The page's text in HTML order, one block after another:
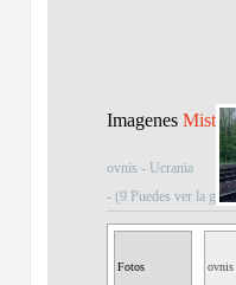
Imagenes
ovnis - Ucrania
- (9 Puedes ver la
Fotos ovnis